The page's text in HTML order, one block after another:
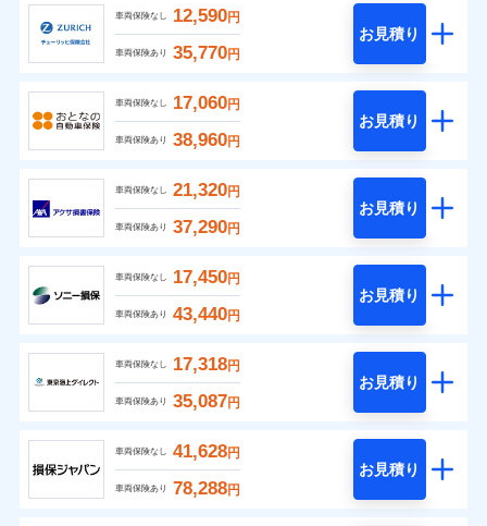
車両保険なし 12,590円
車両保険あり 35,770円
お見積り
車両保険なし 17,060円
車両保険あり 38,960円
お見積り
車両保険なし 21,320円
車両保険あり 37,290円
お見積り
車両保険なし 17,450円
車両保険あり 43,440円
お見積り
車両保険なし 17,318円
車両保険あり 35,087円
お見積り
車両保険なし 41,628円
車両保険あり 78,288円
お見積り